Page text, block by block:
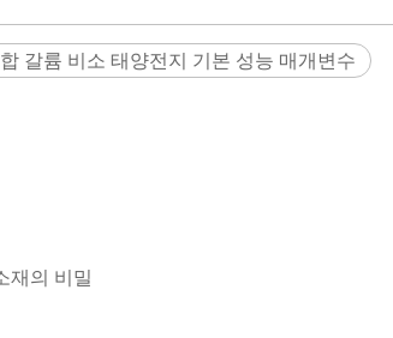
갈륨 비소 태양전지 기본 성능 매개변수
재의 비밀